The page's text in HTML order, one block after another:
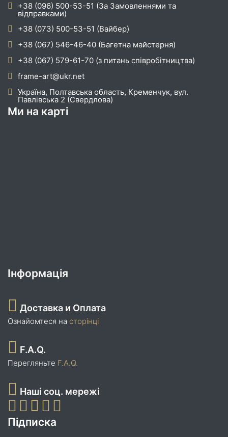
+38 (096) 500-53-51 (За Замовленнями та
відправками)
+38 (073) 500-53-51 (Вайбер)
+38 (067) 546-46-40 (Багетна майстерня)
+38 (067) 579-61-70 (з питань співробітництва)
frame-art@ukr.net
Україна, Полтавська область, Кременчук, вул.
Павлівська 2 (Свердлова)
Ми на карті
Інформація
Доставка и Оплата
Ознайомтеся на сторінці
F.A.Q.
Перегляньте F.A.Q.
Наші соц. мережі
Підписка